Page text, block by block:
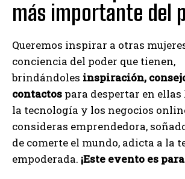
más importante del
Queremos inspirar a otras
conciencia del poder que tienen,
brindándoles inspiración,
contactos para despertar en
la tecnología y los negocios
consideras emprendedora,
de comerte el mundo, adicta a la
empoderada. ¡Este evento es